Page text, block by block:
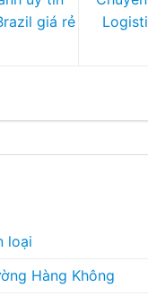
giá rẻ
loại
Hàng Không